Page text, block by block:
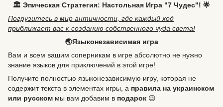
🏛️ Эпическая Стратегия: Настольная Игра "7 Чудес"! 🌟
Погрузитесь в мир античности, где каждый ход
приближает вас к созданию собственного чуда света!
🌏Языконезависимая игра
Вам и всем вашим соперникам в игре абсолютно не нужно
знание языков для приключений в этой игре!
Получите полностью языконезависимую игру, которая не
содержит текста в элементах игры, а правила на украинском
или русском мы вам добавим в подарок 😉